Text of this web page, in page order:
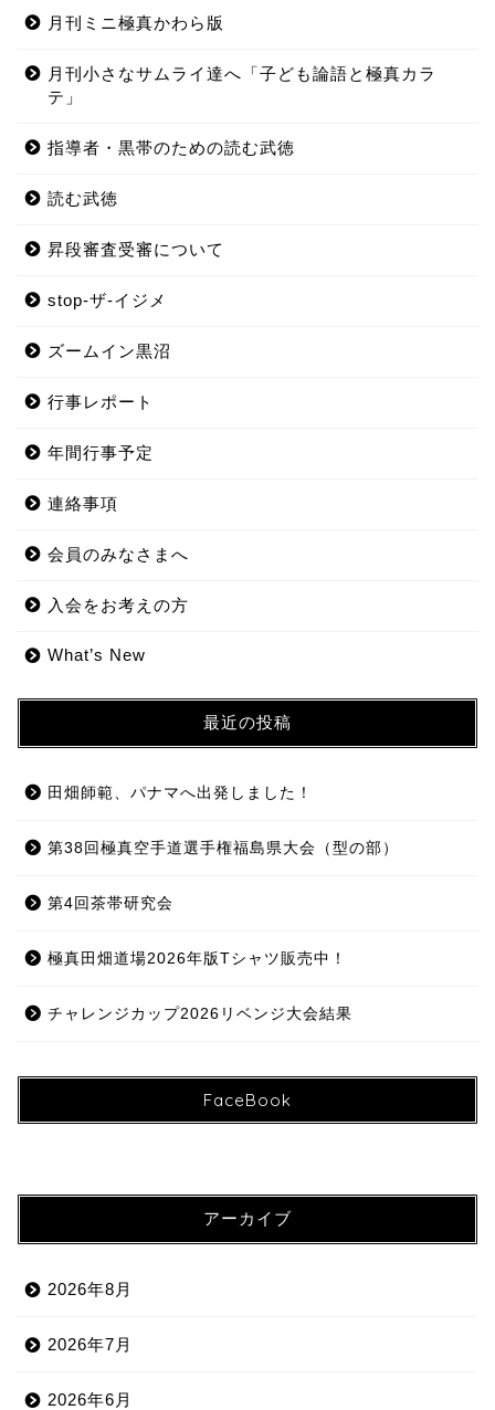
月刊ミニ極真かわら版
月刊小さなサムライ達へ「子ども論語と極真カラ
テ」
指導者・黒帯のための読む武徳
読む武徳
昇段審査受審について
stop-ザ-イジメ
ズームイン黒沼
行事レポート
年間行事予定
連絡事項
会員のみなさまへ
入会をお考えの方
What’s New
最近の投稿
田畑師範、パナマへ出発しました！
第38回極真空手道選手権福島県大会（型の部）
第4回茶帯研究会
極真田畑道場2026年版Tシャツ販売中！
チャレンジカップ2026リベンジ大会結果
FaceBook
アーカイブ
2026年8月
2026年7月
2026年6月